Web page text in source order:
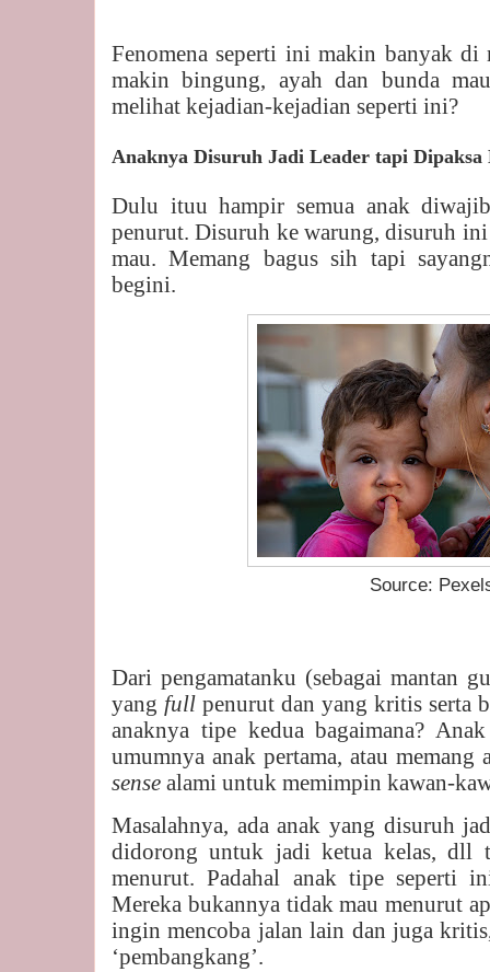
Fenomena seperti ini makin banyak di
makin bingung, ayah dan bunda
melihat kejadian-kejadian seperti ini?
Anaknya Disuruh Jadi Leader tapi
Dulu ituu hampir semua anak
penurut. Disuruh ke warung, disuruh
mau. Memang bagus sih tapi
begini.
Source:
Dari pengamatanku (sebagai mantan
yang full penurut dan yang kritis serta
anaknya tipe kedua bagaimana?
umumnya anak pertama, atau
sense alami untuk memimpin kawan-
Masalahnya, ada anak yang disuruh
didorong untuk jadi ketua kelas, dll
menurut. Padahal anak tipe seperti
Mereka bukannya tidak mau menurut
ingin mencoba jalan lain dan juga
‘pembangkang’.